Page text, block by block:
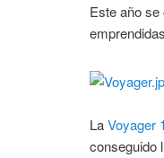
Este año
LaVoyager 1
conseguido